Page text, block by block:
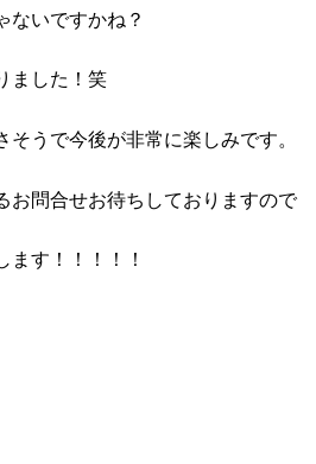
ないですかね？
ました！笑
そうで今後が非常に楽しみです。
お問合せお待ちしておりますので
ます！！！！！